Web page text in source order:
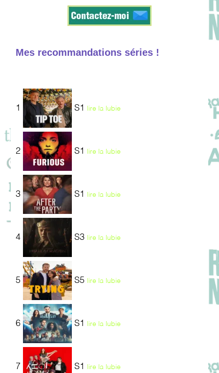
Mes recommandations séries !
1 S1 lire la lubie
2 S1 lire la lubie
3 S1 lire la lubie
4 S3 lire la lubie
5 S5 lire la lubie
6 S1 lire la lubie
7 S1 lire la lubie